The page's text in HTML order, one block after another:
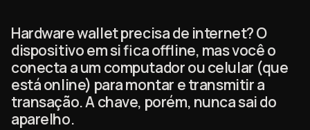
Hardware wallet precisa de internet? O
dispositivo em si fica offline, mas você o
conecta a um computador ou celular (que
está online) para montar e transmitir a
transação. A chave, porém, nunca sai do
aparelho.